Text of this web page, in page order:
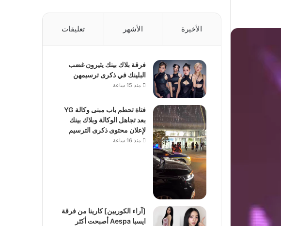
الأخيرة الأشهر تعليقات
فرقة بلاك بينك يثيرون غضب
البلينك في ذكرى ترسيمهن
منذ 15 ساعة
فتاة تحطم باب مبنى وكالة YG
بعد تجاهل الوكالة وبلاك بينك
لإعلان محتوى ذكرى الترسيم
منذ 16 ساعة
[آراء الكوريين] كارينا من فرقة
ايسبا Aespa أصبحت أكثر